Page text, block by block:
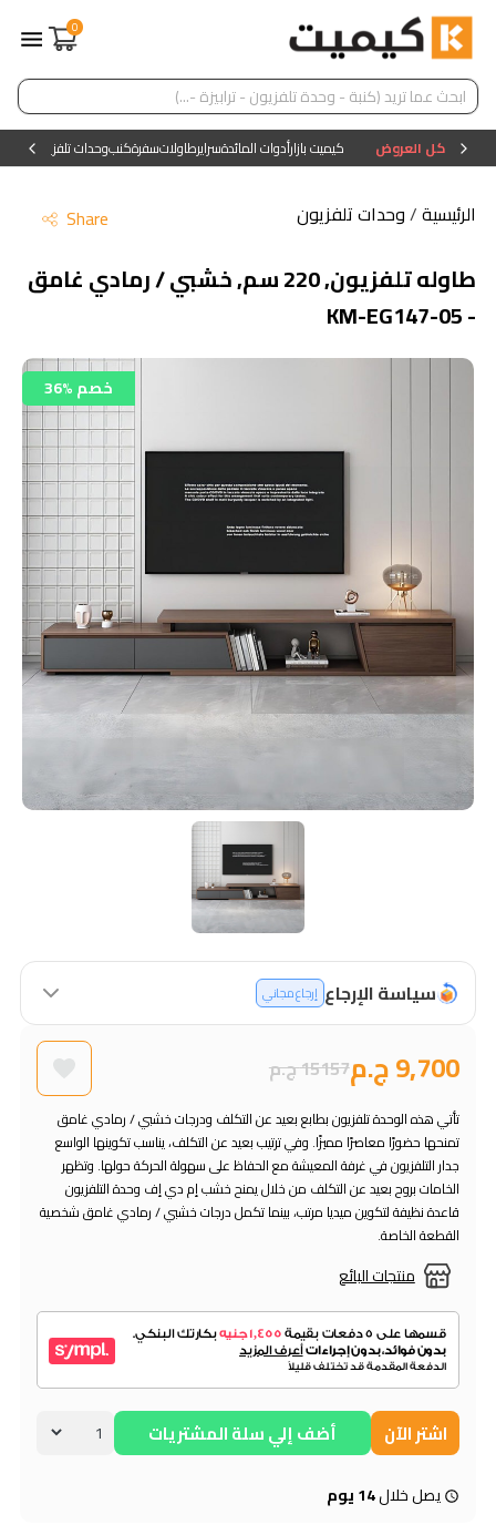
0
كل العروض كيميت بازارأدوات المائدةسرايرطاولاتسفرةكنبوحدات تلفزيون
الرئيسية/وحدات تلفزيون Share
طاوله تلفزيون, 220 سم, خشبي / رمادي غامق
- KM-EG147-05
36% خصم
سياسة الإرجاع إرجاع مجاني
9,700 ج.م 15157 ج.م
منتجات البائع
تأتي هذه الوحدة تلفزيون بطابع بعيد عن التكلف ودرجات خشبي / رمادي غامق
تمنحها حضورًا معاصرًا مميزًا. وفي ترتيب بعيد عن التكلف، يناسب تكوينها الواسع
جدار التلفزيون في غرفة المعيشة مع الحفاظ على سهولة الحركة حولها. وتظهر
الخامات بروح بعيد عن التكلف من خلال يمنح خشب إم دي إف وحدة التلفزيون
قاعدة نظيفة لتكوين ميديا مرتب، بينما تكمل درجات خشبي / رمادي غامق شخصية
القطعة الخاصة.
اشتر الآن أضف إلي سلة المشتريات
يصل خلال14 يوم